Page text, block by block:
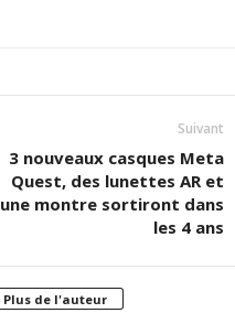
Suivant
3 nouveaux casques Meta
Quest, des lunettes AR et
une montre sortiront dans
les 4 ans
Plus de l'auteur